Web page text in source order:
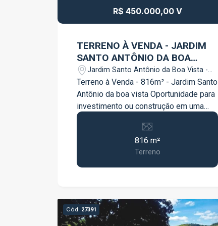
R$ 450.000,00 V
TERRENO À VENDA - JARDIM
SANTO ANTÔNIO DA BOA
VISTA
Jardim Santo Antônio da Boa Vista -
Jacareí/SP
Terreno à Venda - 816m² - Jardim Santo
Antônio da boa vista Oportunidade para
investimento ou construção em uma
das melhores localização de Jacareí.
Terreno ao Lado da Rodovia Carvalho
Pinto com fácil acesso para São Jose
Dos campos e São Paulo. Com fácil
acesso para Rodovia Dutra, próximo de
minutos do centro de Jacareí e à 20
minutos do Vale Sul Shopping.
816 m²
Terreno
Cód. 27391